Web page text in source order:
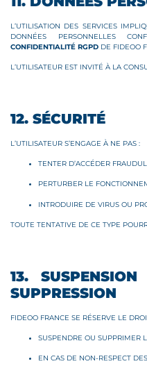
L’UTILISATION DES SERVICES
DONNÉES PERSONNELLES
CONFIDENTIALITÉ RGPD DE FIDEOO
L’UTILISATEUR EST INVITÉ À LA
12. SÉCURITÉ
L’UTILISATEUR S’ENGAGE À NE PAS :
TENTER D’ACCÉDER
PERTURBER LE
INTRODUIRE DE VIRUS OU
TOUTE TENTATIVE DE CE TYPE
13.
SUPPRESSION
FIDEOO FRANCE SE RÉSERVE LE
SUSPENDRE OU SUPPRIMER
EN CAS DE NON-RESPECT